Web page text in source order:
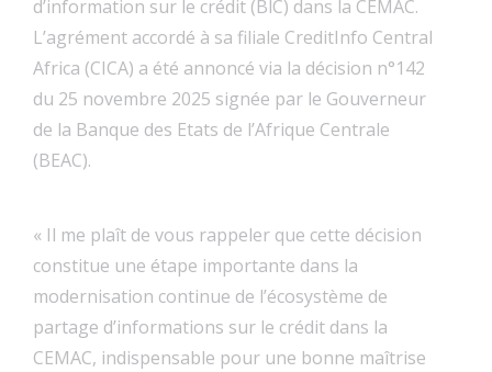
d’information sur le crédit (BlC) dans la CEMAC.
L’agrément accordé à sa filiale CreditInfo Central
Africa (CICA) a été annoncé via la décision n°142
du 25 novembre 2025 signée par le Gouverneur
de la Banque des Etats de l’Afrique Centrale
(BEAC).
« Il me plaît de vous rappeler que cette décision
constitue une étape importante dans la
modernisation continue de l’écosystème de
partage d’informations sur le crédit dans la
CEMAC, indispensable pour une bonne maîtrise